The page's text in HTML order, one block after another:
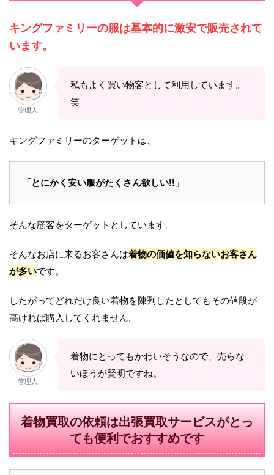
キングファミリーの服は基本的に激安で販売されて
います。
管理人
私もよく買い物客として利用しています。
笑
キングファミリーのターゲットは、
「とにかく安い服がたくさん欲しい!!」
そんな顧客をターゲットとしています。
そんなお店に来るお客さんは着物の価値を知らないお客さん
が多いです。
したがってどれだけ良い着物を陳列したとしてもその値段が
高ければ購入してくれません。
管理人
着物にとってもかわいそうなので、売らな
いほうが賢明ですね。
着物買取の依頼は出張買取サービスがとっ
ても便利でおすすめです